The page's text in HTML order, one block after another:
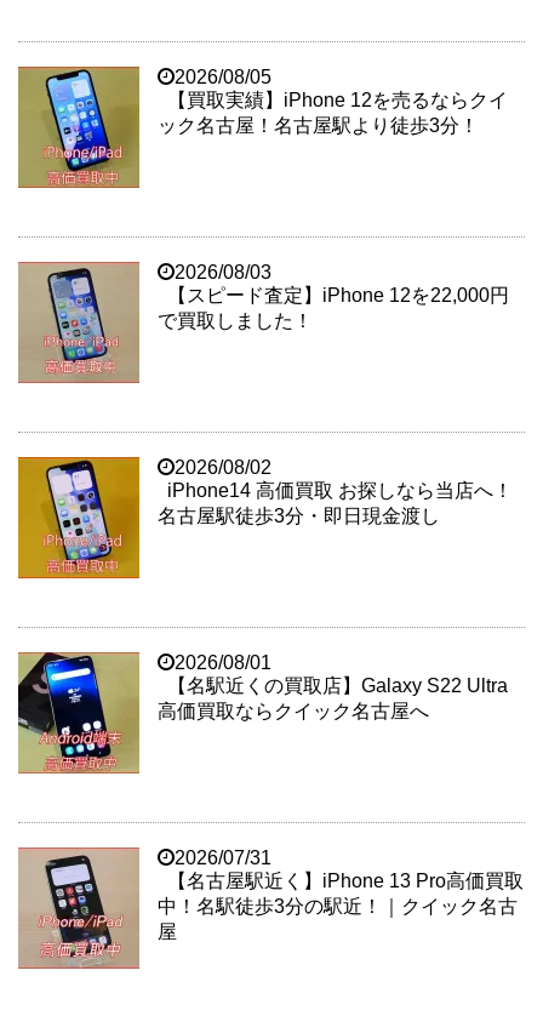
2026/08/05
【買取実績】iPhone 12を売るならクイ
ック名古屋！名古屋駅より徒歩3分！
2026/08/03
【スピード査定】iPhone 12を22,000円
で買取しました！
2026/08/02
iPhone14 高価買取 お探しなら当店へ！
名古屋駅徒歩3分・即日現金渡し
2026/08/01
【名駅近くの買取店】Galaxy S22 Ultra
高価買取ならクイック名古屋へ
2026/07/31
【名古屋駅近く】iPhone 13 Pro高価買取
中！名駅徒歩3分の駅近！｜クイック名古
屋